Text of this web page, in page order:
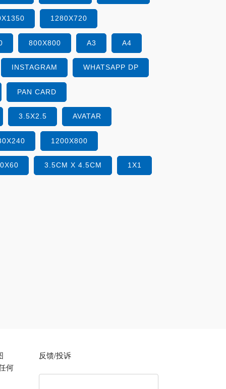
1280X720
800X800 A3 A4
INSTAGRAM WHATSAPP DP
PAN CARD
3.5X2.5 AVATAR
1200X800
3.5CM X 4.5CM 1X1
何
反馈/投诉